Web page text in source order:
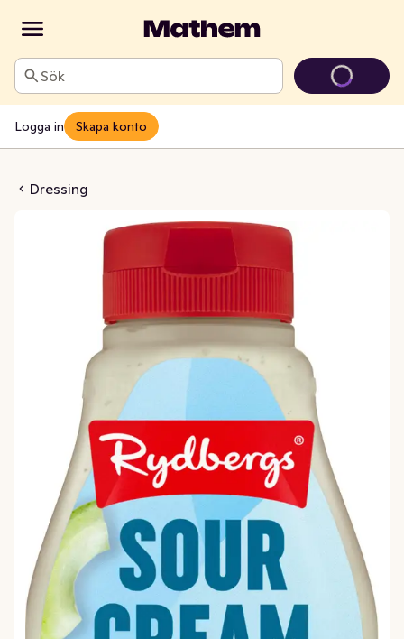
Sök
Logga in Skapa konto
Dressing
Rydbergs